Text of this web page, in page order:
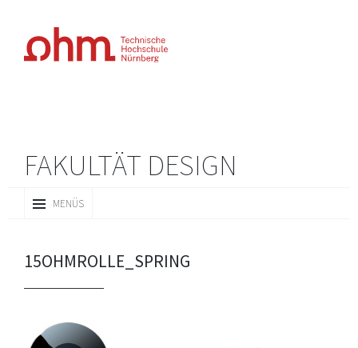
FAKULTÄT DESIGN
MENÜS
INHALT
15OHMROLLE_SPRING